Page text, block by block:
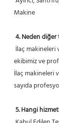
Makine
4. Neden diğer
ekibimiz ve
İlaç makineleri
sayıda
5. Hangi